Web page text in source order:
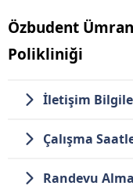
Özbudent
Polikliniği
İletişim
Çalışma
Randevu Alma